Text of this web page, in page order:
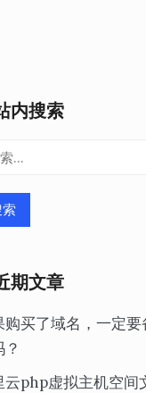
内搜索
期文章
购买了域名，一定
云php虚拟主机空间